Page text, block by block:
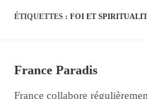
autre
ÉTIQUETTES : FOI ET
France Paradis
France collabore